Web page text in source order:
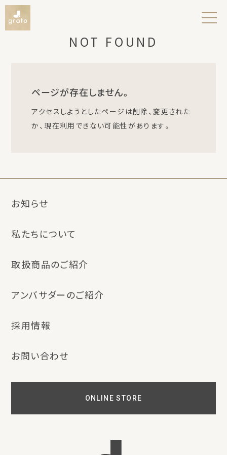
お知らせ
取扱商品のご紹介
お問い合わせ
NOT FOUND
ページが存在しません。
アクセスしようとしたページは削除、変更された
か、現在利用できない可能性があります。
お知らせ
私たちについて
取扱商品のご紹介
アンバサダーのご紹介
採用情報
お問い合わせ
ONLINE STORE